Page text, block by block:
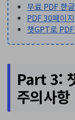
무료 PDF 한
PDF 30페이
챗GPT로
Part 3:
주의사항